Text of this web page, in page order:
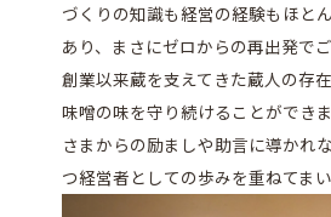
づくりの知識も経営の経験もほと
あり、まさにゼロからの再出発で
創業以来蔵を支えてきた蔵人の存
味噌の味を守り続けることができ
さまからの励ましや助言に導かれ
つ経営者としての歩みを重ねてまい